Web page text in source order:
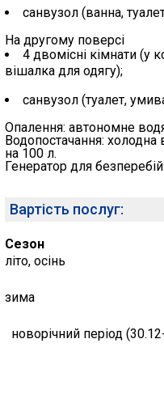
санвузол (ванна,
На другому поверсі
4 двомісні кімнати (у
вішалка для одягу);
санвузол (туалет,
Опалення: автономне
Водопостачання: холодна
на 100 л.
Генератор для
Вартість послуг:
Сезон
літо, осінь
зима
новорічний період